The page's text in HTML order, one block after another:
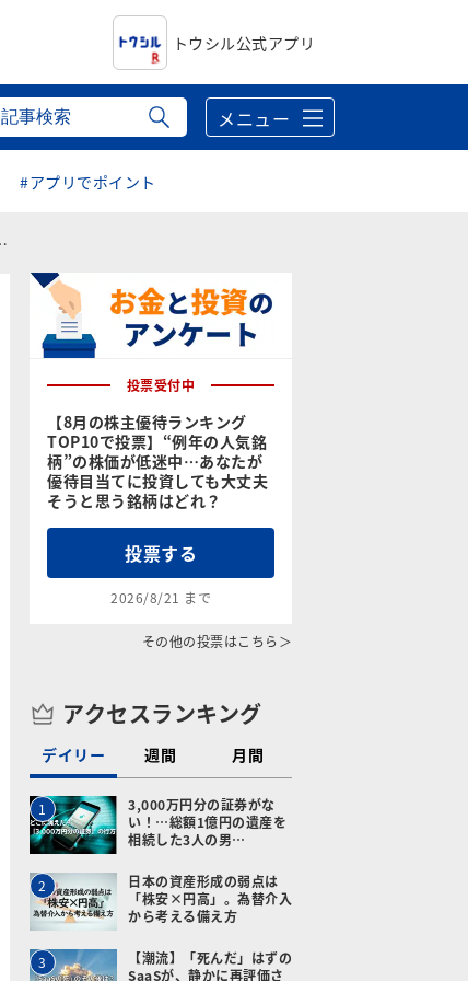
トウシル公式アプリ
メニュー
#アプリでポイント
メールで送る
投票受付中
【8月の株主優待ランキング
TOP10で投票】“例年の人気銘
柄”の株価が低迷中…あなたが
優待目当てに投資しても大丈夫
そうと思う銘柄はどれ？
投票する
2026/8/21 まで
その他の投票はこちら＞
アクセスランキング
デイリー 週間 月間
1
3,000万円分の証券がな
い！…総額1億円の遺産を
相続した3人の男…
2
日本の資産形成の弱点は
「株安×円高」。為替介入
から考える備え方
3
【潮流】「死んだ」はずの
SaaSが、静かに再評価さ